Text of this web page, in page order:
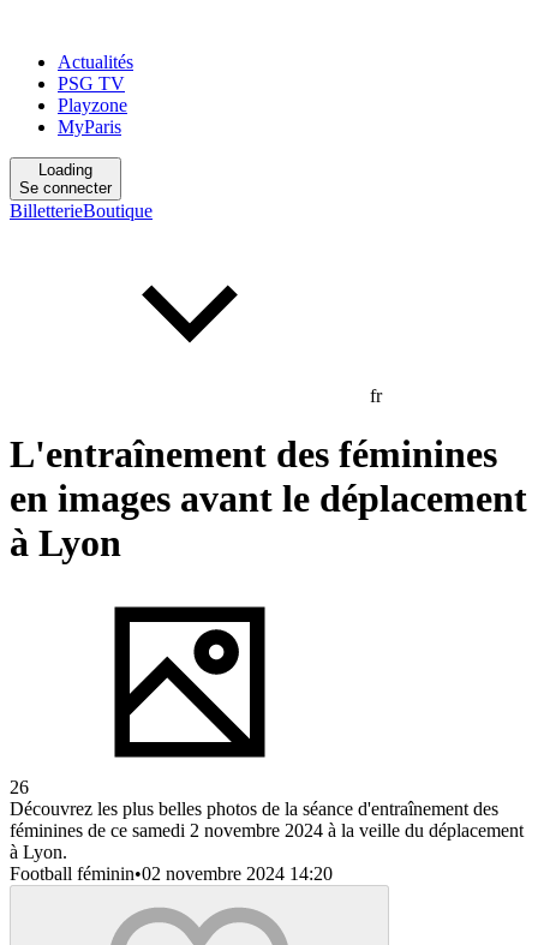
Actualités
PSG TV
Playzone
MyParis
Loading
Se connecter
BilletterieBoutique
fr
L'entraînement des féminines
en images avant le déplacement
à Lyon
26
Découvrez les plus belles photos de la séance d'entraînement des
féminines de ce samedi 2 novembre 2024 à la veille du déplacement
à Lyon.
Football féminin•02 novembre 2024 14:20